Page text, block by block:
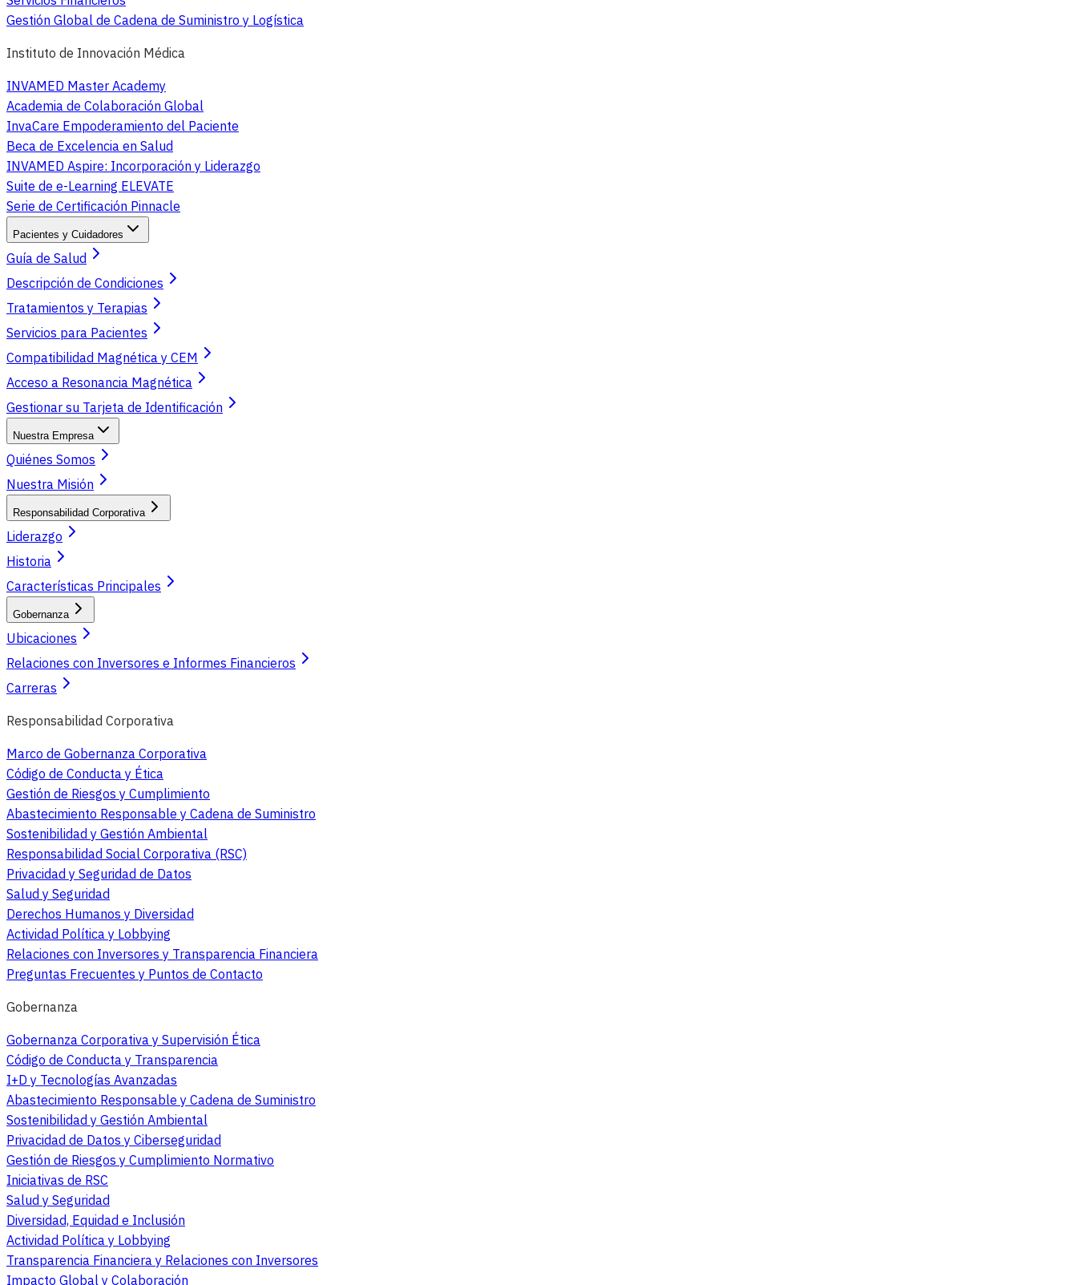
Gestión Global de Cadena de Suministro y Logística
Instituto de Innovación Médica
INVAMED Master Academy
Academia de Colaboración Global
InvaCare Empoderamiento del Paciente
Beca de Excelencia en Salud
INVAMED Aspire: Incorporación y Liderazgo
Suite de e-Learning ELEVATE
Serie de Certificación Pinnacle
Pacientes y Cuidadores
Guía de Salud
Descripción de Condiciones
Tratamientos y Terapias
Servicios para Pacientes
Compatibilidad Magnética y CEM
Acceso a Resonancia Magnética
Gestionar su Tarjeta de Identificación
Nuestra Empresa
Quiénes Somos
Nuestra Misión
Responsabilidad Corporativa
Liderazgo
Historia
Características Principales
Gobernanza
Ubicaciones
Relaciones con Inversores e Informes Financieros
Carreras
Responsabilidad Corporativa
Marco de Gobernanza Corporativa
Código de Conducta y Ética
Gestión de Riesgos y Cumplimiento
Abastecimiento Responsable y Cadena de Suministro
Sostenibilidad y Gestión Ambiental
Responsabilidad Social Corporativa (RSC)
Privacidad y Seguridad de Datos
Salud y Seguridad
Derechos Humanos y Diversidad
Actividad Política y Lobbying
Relaciones con Inversores y Transparencia Financiera
Preguntas Frecuentes y Puntos de Contacto
Gobernanza
Gobernanza Corporativa y Supervisión Ética
Código de Conducta y Transparencia
I+D y Tecnologías Avanzadas
Abastecimiento Responsable y Cadena de Suministro
Sostenibilidad y Gestión Ambiental
Privacidad de Datos y Ciberseguridad
Gestión de Riesgos y Cumplimiento Normativo
Iniciativas de RSC
Salud y Seguridad
Diversidad, Equidad e Inclusión
Actividad Política y Lobbying
Transparencia Financiera y Relaciones con Inversores
Impacto Global y Colaboración